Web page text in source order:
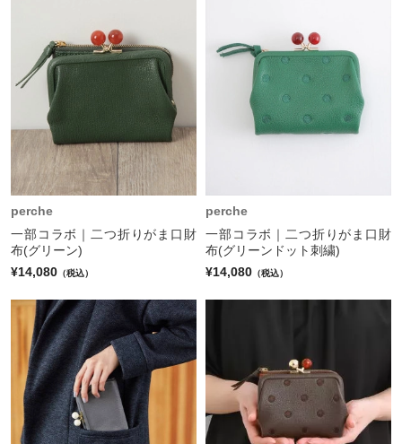
perche
一部コラボ｜二つ折りがま口財
布(グリーン)
¥14,080 （税込）
perche
一部コラボ｜二つ折りがま口財
布(グリーンドット刺繍)
¥14,080 （税込）